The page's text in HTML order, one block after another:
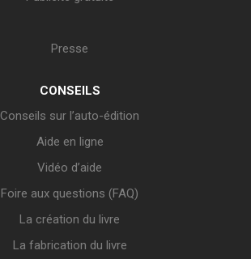
Presse
CONSEILS
Conseils sur l’auto-édition
Aide en ligne
Vidéo d’aide
Foire aux questions (FAQ)
La création du livre
La fabrication du livre